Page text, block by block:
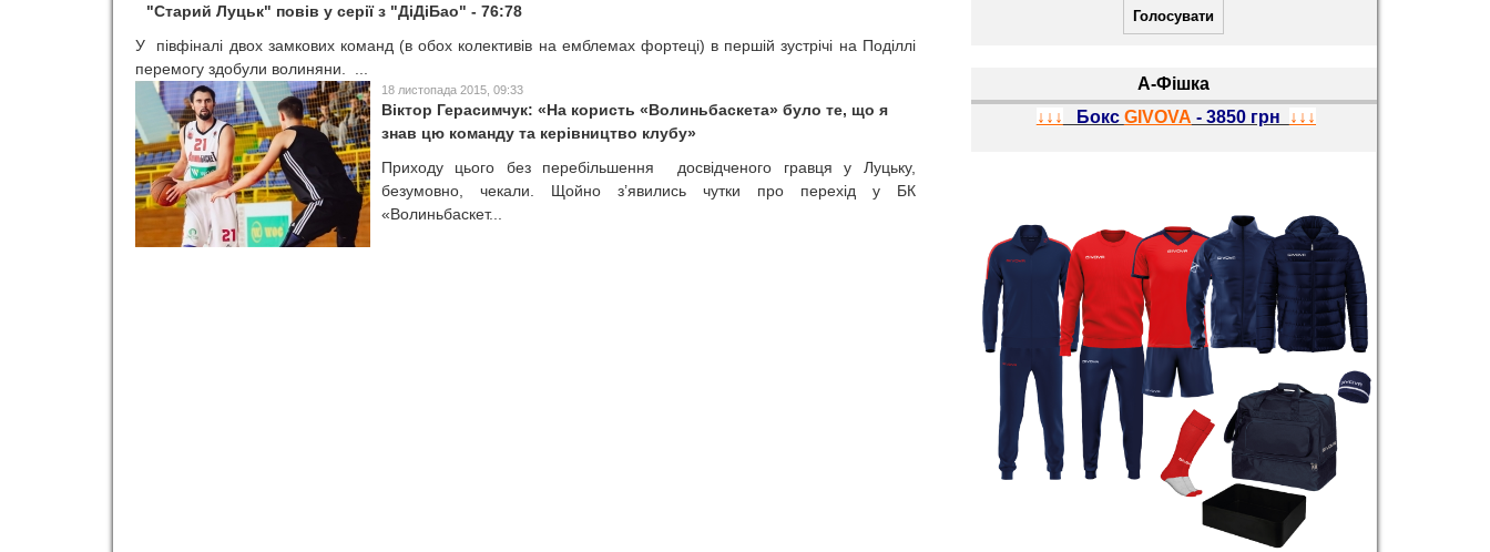
"Старий Луцьк" повів у серії з "ДіДіБао" - 76:78
У півфіналі двох замкових команд (в обох колективів на емблемах фортеці) в першій зустрічі на Поділлі
перемогу здобули волиняни. ...
18 листопада 2015, 09:33
Віктор Герасимчук: «На користь «Волиньбаскета» було те, що я
знав цю команду та керівництво клубу»
Приходу цього без перебільшення досвідченого гравця у Луцьку,
безумовно, чекали. Щойно з’явились чутки про перехід у БК
«Волиньбаскет...
А-Фішка
↓↓↓
Бокс GIVOVA - 3850 грн ↓↓↓